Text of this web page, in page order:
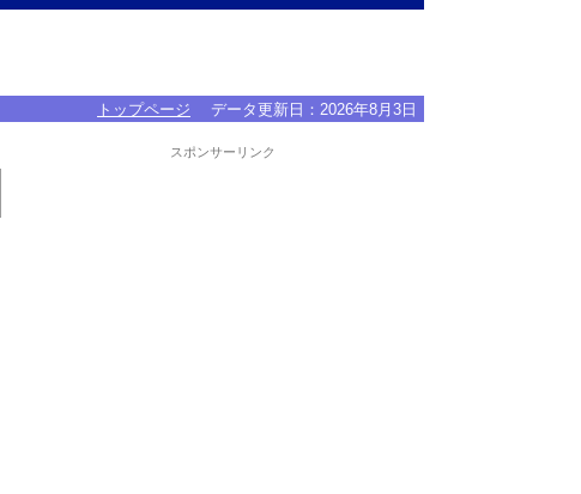
トップページ データ更新日： 2026年8月3日
スポンサーリンク